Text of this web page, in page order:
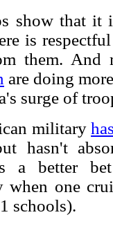
show that it
is
them.
are doing
surge of
military
hasn't
a better
when one
schools).